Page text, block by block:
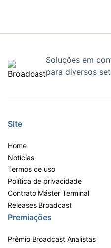
Soluções em
para diversos
Site
Home
Notícias
Termos de uso
Política de privacidade
Contrato Máster Terminal
Releases Broadcast
Premiações
Prêmio Broadcast Analistas